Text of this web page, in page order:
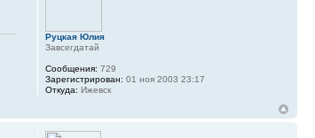
Руцкая Юлия
Завсегдатай
Сообщения: 729
Зарегистрирован: 01 ноя 2003 23:17
Откуда: Ижевск